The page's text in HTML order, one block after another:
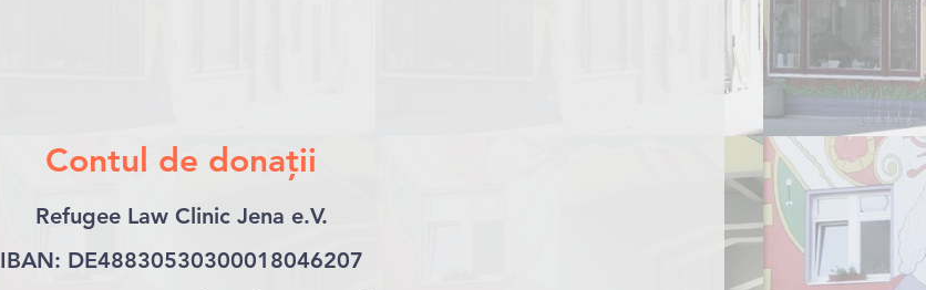
Contul de donații
Refugee Law Clinic Jena e.V.
IBAN: DE48830530300018046207